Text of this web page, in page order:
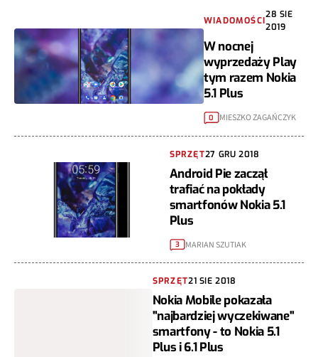
WIADOMOŚCI
28 SIE
2019
W nocnej
wyprzedaży Play
tym razem Nokia
5.1 Plus
0 MIESZKO ZAGAŃCZYK
SPRZĘT27 GRU 2018
Android Pie zaczął
trafiać na pokłady
smartfonów Nokia 5.1
Plus
3 MARIAN SZUTIAK
SPRZĘT21 SIE 2018
Nokia Mobile pokazała
"najbardziej wyczekiwane"
smartfony - to Nokia 5.1
Plus i 6.1 Plus